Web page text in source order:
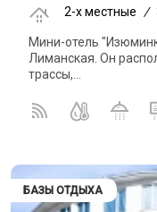
2-x местные
/
Мини-отель
Лиманская. Он
трассы,...
БАЗЫ ОТДЫХА